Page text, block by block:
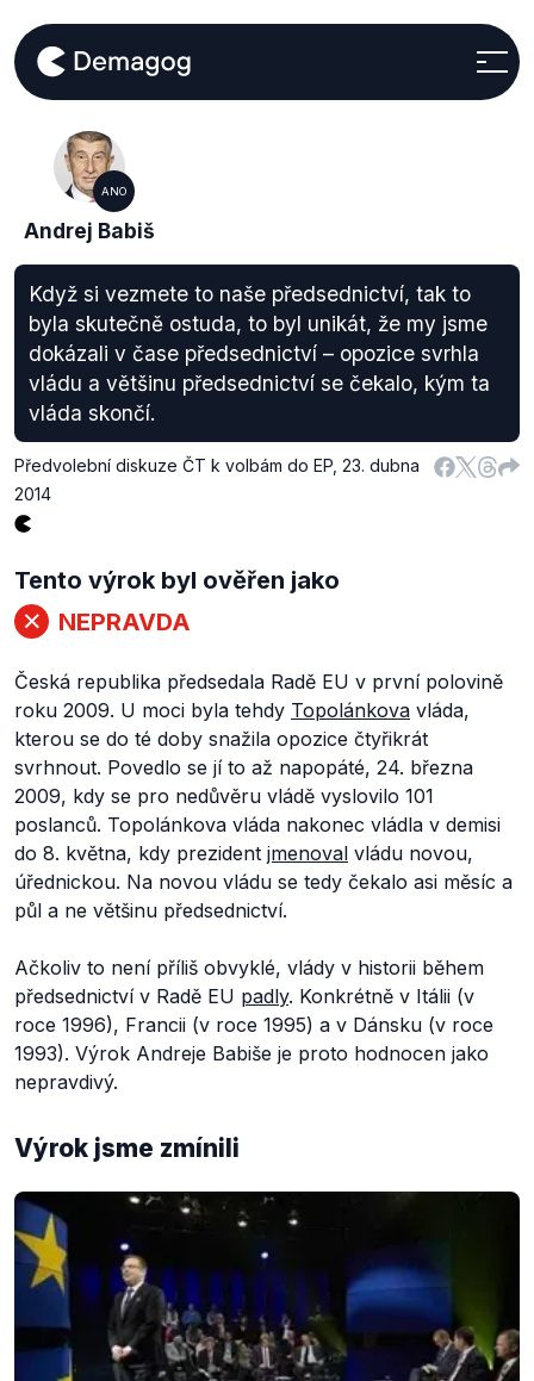
ANO
Andrej Babiš
Když si vezmete to naše předsednictví, tak to
byla skutečně ostuda, to byl unikát, že my jsme
dokázali v čase předsednictví – opozice svrhla
vládu a většinu předsednictví se čekalo, kým ta
vláda skončí.
Předvolební diskuze ČT k volbám do EP 23. dubna
2014
Tento výrok byl ověřen jako
NEPRAVDA
Česká republika předsedala Radě EU v první polovině
roku 2009. U moci byla tehdy Topolánkova vláda,
kterou se do té doby snažila opozice čtyřikrát
svrhnout. Povedlo se jí to až napopáté, 24. března
2009, kdy se pro nedůvěru vládě vyslovilo 101
poslanců. Topolánkova vláda nakonec vládla v demisi
do 8. května, kdy prezident jmenoval vládu novou,
úřednickou. Na novou vládu se tedy čekalo asi měsíc a
půl a ne většinu předsednictví.
Ačkoliv to není příliš obvyklé, vlády v historii během
předsednictví v Radě EU padly. Konkrétně v Itálii (v
roce 1996), Francii (v roce 1995) a v Dánsku (v roce
1993). Výrok Andreje Babiše je proto hodnocen jako
nepravdivý.
Výrok jsme zmínili